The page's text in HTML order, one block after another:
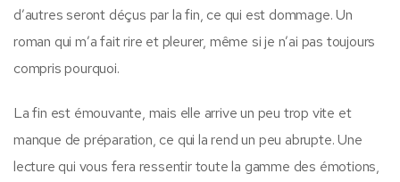
d’autres seront déçus par la fin, ce qui est dommage. Un
roman qui m’a fait rire et pleurer, même si je n’ai pas toujours
compris pourquoi.
La fin est émouvante, mais elle arrive un peu trop vite et
manque de préparation, ce qui la rend un peu abrupte. Une
lecture qui vous fera ressentir toute la gamme des émotions,